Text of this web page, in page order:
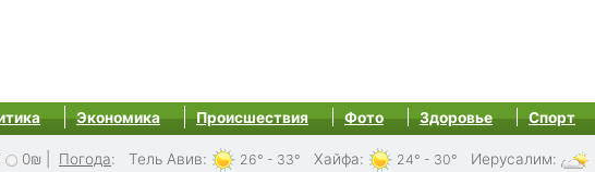
Экономика Происшествия Фото Здоровье Спорт
0₪ Погода: Тель Авив: 26° - 33° Хайфа: 24° - 30° Иерусалим: